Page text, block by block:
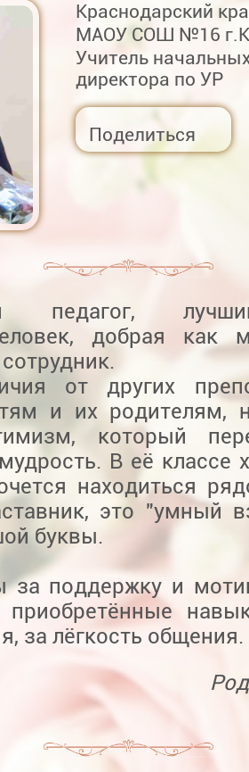
Краснодарский
МАОУ СОШ №16
Учитель
директора по УР
Поделиться
педагог,
добрая как
от других
и их родителям,
который
В её классе
находиться
это "умный
буквы.
за поддержку и
за лёгкость общения.